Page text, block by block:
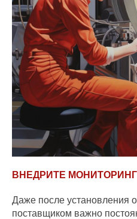
ВНЕДРИТЕ
Даже после установления
поставщиком важно